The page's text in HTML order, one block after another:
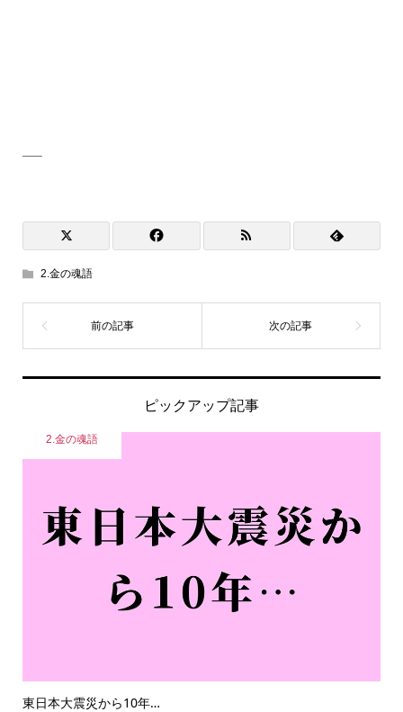
—–
2.金の魂語
ピックアップ記事
2.金の魂語
東日本大震災から10年…